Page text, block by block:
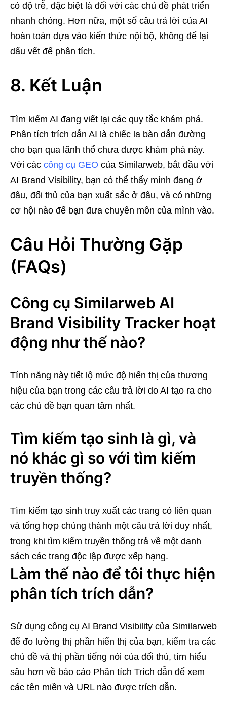
có độ trễ, đặc biệt là đối với các chủ đề phát triển
nhanh chóng. Hơn nữa, một số câu trả lời của AI
hoàn toàn dựa vào kiến thức nội bộ, không để lại
dấu vết để phân tích.
8. Kết Luận
Tìm kiếm AI đang viết lại các quy tắc khám phá.
Phân tích trích dẫn AI là chiếc la bàn dẫn đường
cho bạn qua lãnh thổ chưa được khám phá này.
Với các công cụ GEO của Similarweb, bắt đầu với
AI Brand Visibility, bạn có thể thấy mình đang ở
đâu, đối thủ của bạn xuất sắc ở đâu, và có những
cơ hội nào để bạn đưa chuyên môn của mình vào.
Câu Hỏi Thường Gặp
(FAQs)
Công cụ Similarweb AI
Brand Visibility Tracker hoạt
động như thế nào?
Tính năng này tiết lộ mức độ hiển thị của thương
hiệu của bạn trong các câu trả lời do AI tạo ra cho
các chủ đề bạn quan tâm nhất.
Tìm kiếm tạo sinh là gì, và
nó khác gì so với tìm kiếm
truyền thống?
Tìm kiếm tạo sinh truy xuất các trang có liên quan
và tổng hợp chúng thành một câu trả lời duy nhất,
trong khi tìm kiếm truyền thống trả về một danh
sách các trang độc lập được xếp hạng.
Làm thế nào để tôi thực hiện
phân tích trích dẫn?
Sử dụng công cụ AI Brand Visibility của Similarweb
để đo lường thị phần hiển thị của bạn, kiểm tra các
chủ đề và thị phần tiếng nói của đối thủ, tìm hiểu
sâu hơn về báo cáo Phân tích Trích dẫn để xem
các tên miền và URL nào được trích dẫn.